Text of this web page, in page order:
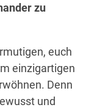
zu
euch
einzigartigen
Denn
und